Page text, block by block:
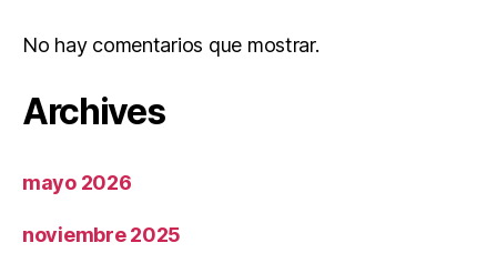
No hay comentarios que mostrar.
Archives
mayo 2026
noviembre 2025